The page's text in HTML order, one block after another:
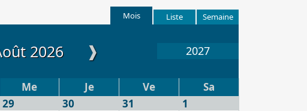
Semaine
Liste
Mois
2026 ❱ 2027
Me Je Ve
Sa
29 30 31 1